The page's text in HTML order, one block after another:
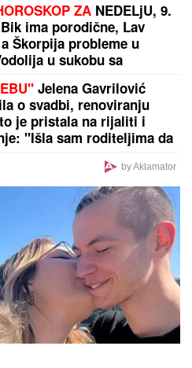
ZA NEDELjU, 9.
Bik ima porodične, Lav
Škorpija probleme u
u sukobu sa
Jelena Gavrilović
o svadbi, renoviranju
je pristala na rijaliti i
"Išla sam roditeljima da
by Aklamator